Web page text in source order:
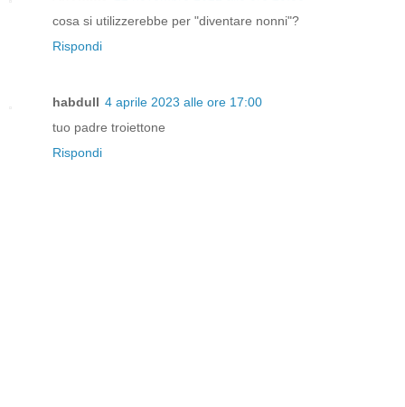
cosa si utilizzerebbe per "diventare nonni"?
Rispondi
habdull 4 aprile 2023 alle ore 17:00
tuo padre troiettone
Rispondi